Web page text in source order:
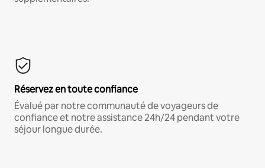
Réservez en toute confiance
Évalué par notre communauté de voyageurs de
confiance et notre assistance 24h/24 pendant votre
séjour longue durée.